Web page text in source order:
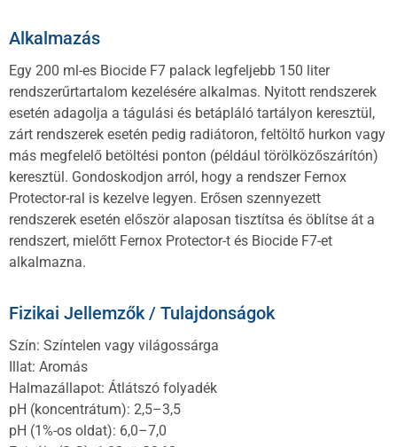
Alkalmazás
Egy 200 ml-es Biocide F7 palack legfeljebb 150 liter
rendszerűrtartalom kezelésére alkalmas. Nyitott rendszerek
esetén adagolja a tágulási és betápláló tartályon keresztül,
zárt rendszerek esetén pedig radiátoron, feltöltő hurkon vagy
más megfelelő betöltési ponton (például törölközőszárítón)
keresztül. Gondoskodjon arról, hogy a rendszer Fernox
Protector-ral is kezelve legyen. Erősen szennyezett
rendszerek esetén először alaposan tisztítsa és öblítse át a
rendszert, mielőtt Fernox Protector-t és Biocide F7-et
alkalmazna.
Fizikai Jellemzők / Tulajdonságok
Szín: Színtelen vagy világossárga
Illat: Aromás
Halmazállapot: Átlátszó folyadék
pH (koncentrátum): 2,5–3,5
pH (1%-os oldat): 6,0–7,0